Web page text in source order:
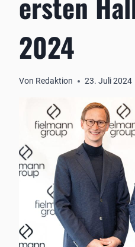
2024
Von Redaktion 23. Juli 2024